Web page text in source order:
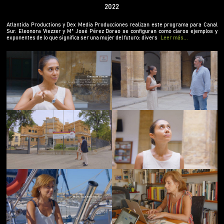
2022
Atlantida Productions y Dex Media Producciones realizan este programa para Canal
Sur. Eleonora Viezzer y Mª José Pérez Dorao se configuran como claros ejemplos y
exponentes de lo que significa ser una mujer del futuro: divers
Leer más...
Viezzer y Mª José Pérez Dorao se configuran como
ser una mujer del futuro: diversa, innovadora y
llena de talento.